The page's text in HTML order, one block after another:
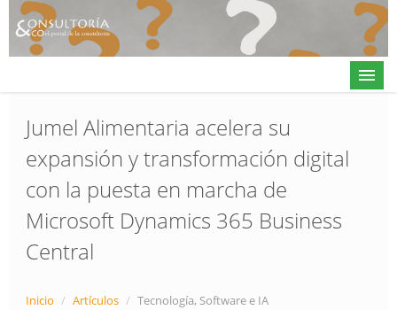
Actualidad
Directorio
Alta en directorio / Log in
Jumel Alimentaria acelera su
expansión y transformación digital
con la puesta en marcha de
Microsoft Dynamics 365 Business
Central
Inicio / Artículos / Tecnología, Software e IA